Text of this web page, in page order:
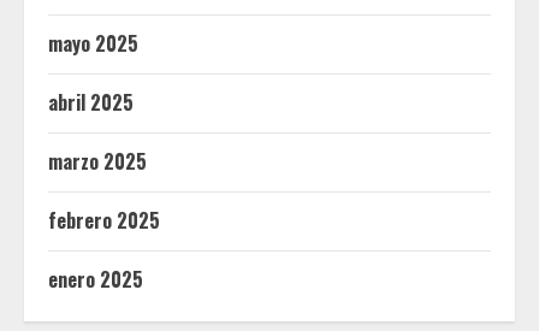
mayo 2025
abril 2025
marzo 2025
febrero 2025
enero 2025